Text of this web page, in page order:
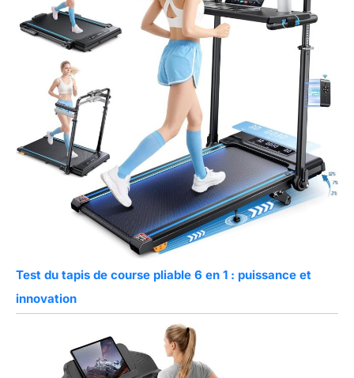
Test du tapis de course pliable 6 en 1 : puissance et
innovation